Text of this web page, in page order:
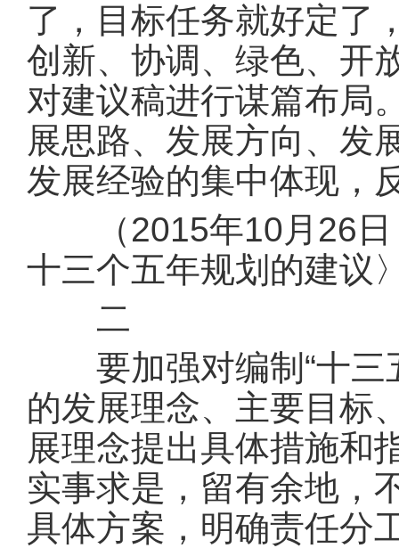
了，目标任务就好定了
创新、协调、绿色、开
对建议稿进行谋篇布局
展思路、发展方向、发
发展经验的集中体现，
（2015年10月26日
十三个五年规划的建议
二
要加强对编制“十三
的发展理念、主要目标
展理念提出具体措施和
实事求是，留有余地，
具体方案，明确责任分